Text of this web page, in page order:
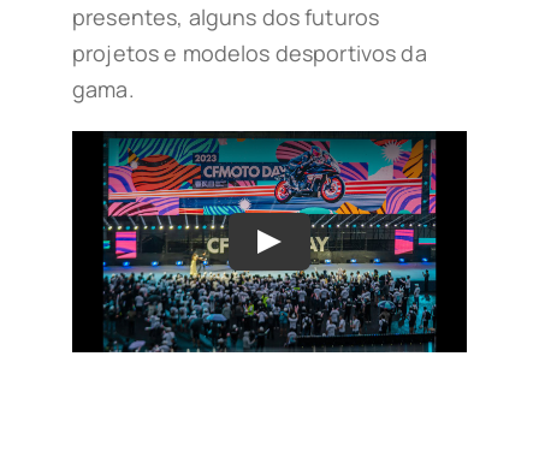
presentes, alguns dos futuros
projetos e modelos desportivos da
gama.